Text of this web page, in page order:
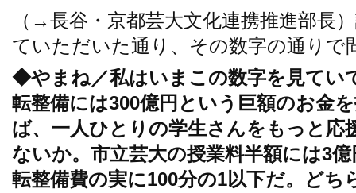
（→長谷・京都芸大文化連携推進部長
ていただいた通り、その数字の通りで
◆やまね／私はいまこの数字を見てい
転整備には300億円という巨額のお金
ば、一人ひとりの学生さんをもっと
ないか。市立芸大の授業料半額には3
転整備費の実に100分の1以下だ。ど